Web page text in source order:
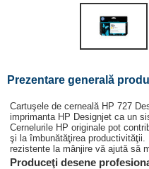
Prezentare generală
Cartuşele de cerneală HP 727
imprimanta HP Designjet ca un
Cernelurile HP originale pot
şi la îmbunătăţirea
rezistente la mânjire vă ajută să
Produceţi desene